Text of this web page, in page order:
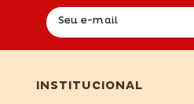
Seu e-mail
INSTITUCIONAL